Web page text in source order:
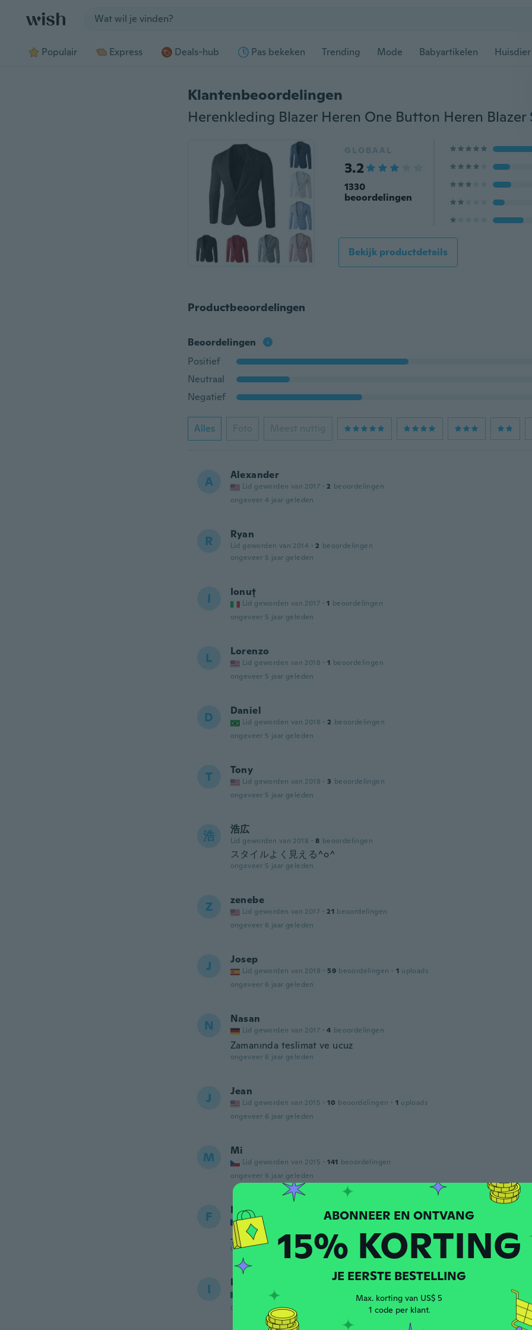
Populair Express Deals-hub Pas bekeken Trending Mode Babyartikelen
Klantenbeoordelingen
GLOBAAL
3.2
1330
beoordelingen
Bekijk productdetails
Productbeoordelingen
Beoordelingen
Positief
Neutraal
Negatief
Alles Foto Meest nuttig
A Alexander
Lid geworden van 2017 · 2 beoordelingen
ongeveer 4 jaar geleden
R Ryan
Lid geworden van 2014 · 2 beoordelingen
ongeveer 5 jaar geleden
I Ionuţ
Lid geworden van 2017 · 1 beoordelingen
ongeveer 5 jaar geleden
L Lorenzo
Lid geworden van 2018 · 1 beoordelingen
ongeveer 5 jaar geleden
D Daniel
Lid geworden van 2018 · 2 beoordelingen
ongeveer 5 jaar geleden
T Tony
Lid geworden van 2018 · 3 beoordelingen
ongeveer 5 jaar geleden
浩 浩広
Lid geworden van 2018 · 8 beoordelingen
スタイルよく見える^o^
ongeveer 5 jaar geleden
Z zenebe
Lid geworden van 2017 · 21 beoordelingen
ongeveer 6 jaar geleden
J Josep
Lid geworden van 2018 · 59 beoordelingen · 1 uploads
ongeveer 6 jaar geleden
N Nasan
Lid geworden van 2017 · 4 beoordelingen
Zamanında teslimat ve ucuz
ongeveer 6 jaar geleden
J Jean
Lid geworden van 2015 · 10 beoordelingen · 1 uploads
ongeveer 6 jaar geleden
M Mi
Lid geworden van 2015 · 141 beoordelingen
ongeveer 6 jaar geleden
F Fred
Lid geworden van 2019 · 8 beoordelingen · 1 uploads
J ai commandé du 2xl et même pour mon fils qui porte du L il est
ongeveer 6 jaar geleden
I Irvin
Lid geworden van 2018
beoordelingen
ongeveer 6 jaar geleden
15% KORTING
JE EERSTE BESTELLING
Max. korting van US$ 5
1 code per klant.